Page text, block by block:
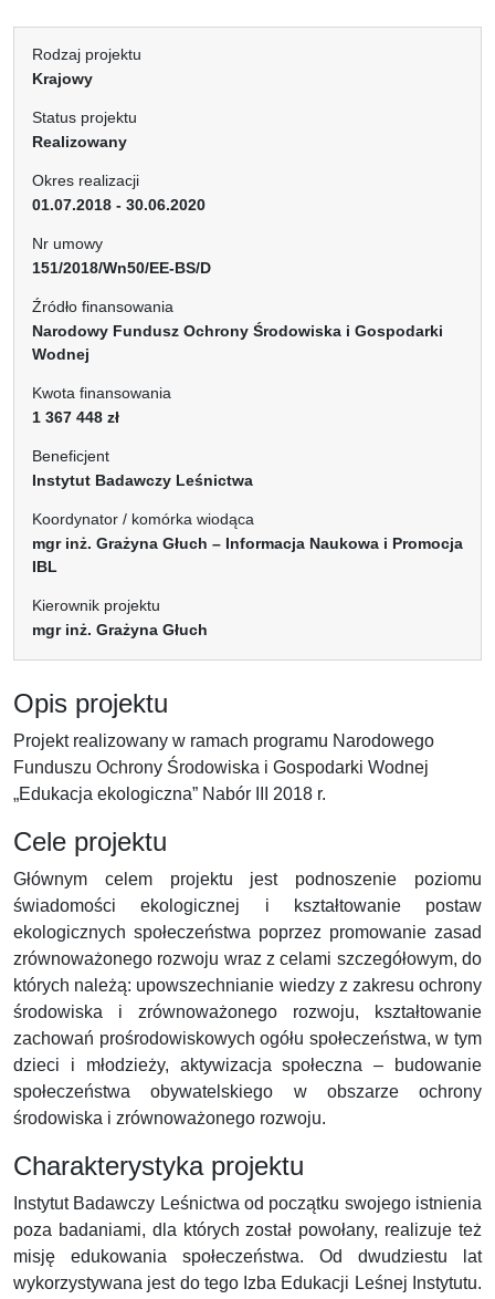
Rodzaj projektu
Krajowy
Status projektu
Realizowany
Okres realizacji
01.07.2018 - 30.06.2020
Nr umowy
151/2018/Wn50/EE-BS/D
Źródło finansowania
Narodowy Fundusz Ochrony Środowiska i Gospodarki
Wodnej
Kwota finansowania
1 367 448 zł
Beneficjent
Instytut Badawczy Leśnictwa
Koordynator / komórka wiodąca
mgr inż. Grażyna Głuch – Informacja Naukowa i Promocja
IBL
Kierownik projektu
mgr inż. Grażyna Głuch
Opis projektu
Projekt realizowany w ramach programu Narodowego
Funduszu Ochrony Środowiska i Gospodarki Wodnej
„Edukacja ekologiczna” Nabór III 2018 r.
Cele projektu
Głównym celem projektu jest podnoszenie poziomu
świadomości ekologicznej i kształtowanie postaw
ekologicznych społeczeństwa poprzez promowanie zasad
zrównoważonego rozwoju wraz z celami szczegółowym, do
których należą: upowszechnianie wiedzy z zakresu ochrony
środowiska i zrównoważonego rozwoju, kształtowanie
zachowań prośrodowiskowych ogółu społeczeństwa, w tym
dzieci i młodzieży, aktywizacja społeczna – budowanie
społeczeństwa obywatelskiego w obszarze ochrony
środowiska i zrównoważonego rozwoju.
Charakterystyka projektu
Instytut Badawczy Leśnictwa od początku swojego istnienia
poza badaniami, dla których został powołany, realizuje też
misję edukowania społeczeństwa. Od dwudziestu lat
wykorzystywana jest do tego Izba Edukacji Leśnej Instytutu.